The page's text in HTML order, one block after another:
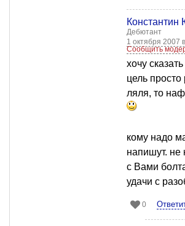
Константин
Дебютант
1 октября 2007
Сообщить
хочу
цель просто
ляля, то
кому надо
напишут. не
с Вами
удачи с
0